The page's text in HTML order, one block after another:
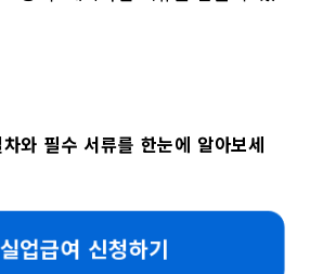
와 필수 서류를 한눈에 알아보세
업급여 신청하기